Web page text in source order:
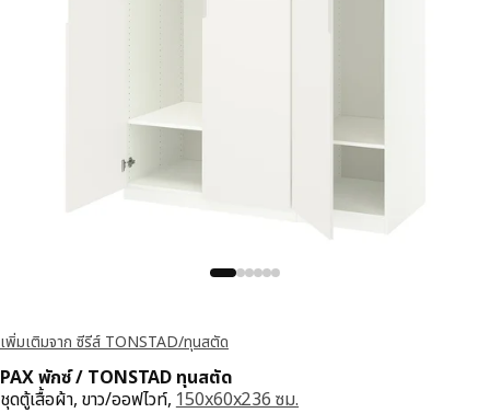
เพิ่มเติมจาก ซีรีส์ TONSTAD/ทุนสตัด
PAX พักซ์ / TONSTAD ทุนสตัด
ชุดตู้เสื้อผ้า, ขาว/ออฟไวท์, 150x60x236 ซม.